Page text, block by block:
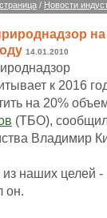
/ Новости
14.01.2010
к 2016
на 20%
(ТБО), сообщил
Владимир
наших целей -
он.